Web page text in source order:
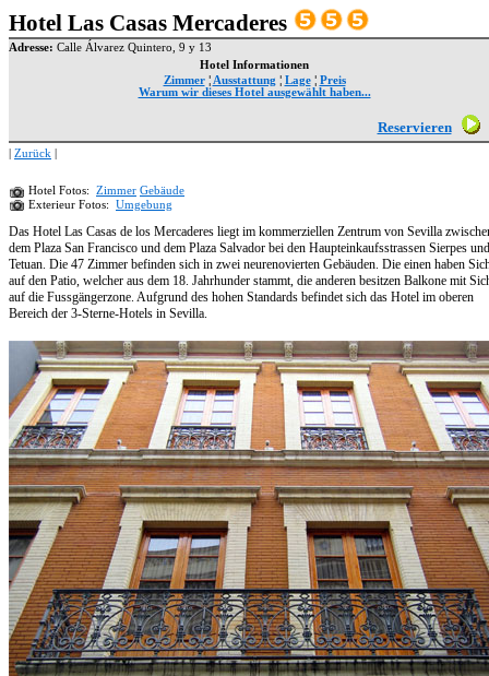
Hotel Las Casas Mercaderes
Adresse: Calle Álvarez Quintero, 9 y 13
Hotel Informationen
Zimmer¦ Ausstattung ¦ Lage¦ Preis
Warum wir dieses Hotel ausgewählt haben...
Reservieren
Zurück
Hotel Fotos: Zimmer Gebäude
Exterieur Fotos: Umgebung
Das Hotel Las Casas de los Mercaderes liegt im kommerziellen Zentrum von Sevilla
dem Plaza San Francisco und dem Plaza Salvador bei den Haupteinkaufsstrassen Sierpes und
Tetuan. Die 47 Zimmer befinden sich in zwei neurenovierten Gebäuden. Die einen haben
auf den Patio, welcher aus dem 18. Jahrhunder stammt, die anderen besitzen Balkone mit
auf die Fussgängerzone. Aufgrund des hohen Standards befindet sich das Hotel im oberen
Bereich der 3-Sterne-Hotels in Sevilla.